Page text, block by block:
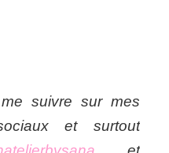
suivre sur mes
et surtout